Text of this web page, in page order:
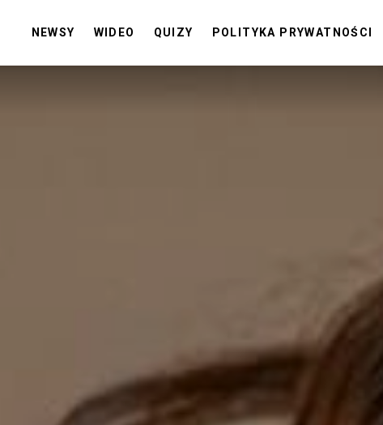
NEWSY WIDEO QUIZY POLITYKA PRYWATNOŚCI